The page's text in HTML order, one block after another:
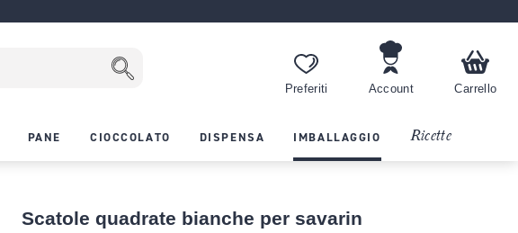
Preferiti Account Carrello
PANE CIOCCOLATO DISPENSA IMBALLAGGIO Ricette
Scatole quadrate bianche per savarin